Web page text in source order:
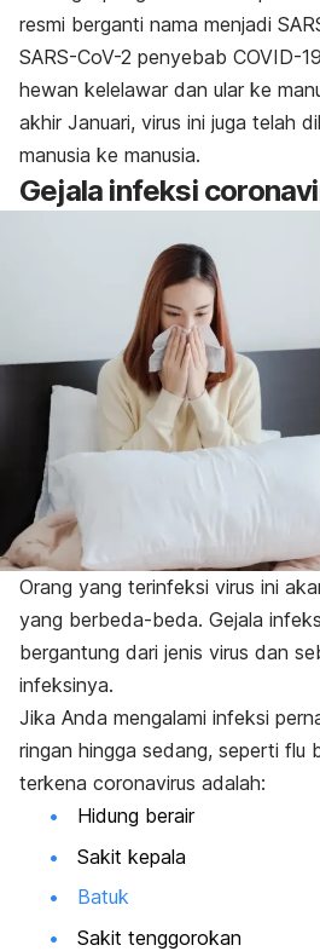
resmi berganti nama menjadi
SARS-CoV-2 penyebab COVID-
hewan kelelawar dan ular ke
akhir Januari, virus ini juga telah
manusia ke manusia.
Gejala infeksi
Orang yang terinfeksi virus ini
yang berbeda-beda. Gejala
bergantung dari jenis virus dan
infeksinya.
Jika Anda mengalami infeksi
ringan hingga sedang, seperti flu
terkena coronavirus adalah:
Hidung berair
Sakit kepala
Batuk
Sakit tenggorokan